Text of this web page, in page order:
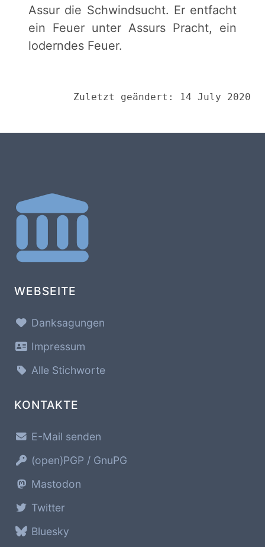
Assur die Schwindsucht. Er entfacht
ein Feuer unter Assurs Pracht, ein
loderndes Feuer.
Zuletzt geändert: 14 July 2020
WEBSEITE
Danksagungen
Impressum
Alle Stichworte
KONTAKTE
E-Mail senden
(open)PGP / GnuPG
Mastodon
Twitter
Bluesky